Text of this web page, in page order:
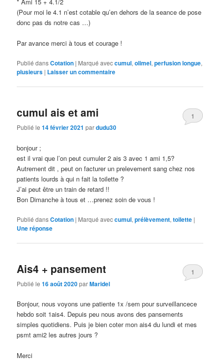
(Pour moi le 4.1 n’est cotable qu’en dehors de la seance de pose
donc pas ds notre cas …)
Par avance merci à tous et courage !
Publié dansCotation | Marqué aveccumul,olimel,perfusion longue,
plusieurs | Laisser un commentaire
cumul ais et ami
Publié le14 février 2021 pardudu30
1
bonjour ;
est il vrai que l’on peut cumuler 2 ais 3 avec 1 ami 1,5?
Autrement dit , peut on facturer un prelevement sang chez nos
patients lourds à qui n fait la toilette ?
J’ai peut être un train de retard !!
Bon Dimanche à tous et …prenez soin de vous !
Publié dansCotation | Marqué aveccumul,prélèvement,toilette |
Uneréponse
Ais4 + pansement
Publié le16 août 2020parMaridel
1
Bonjour, nous voyons une patiente 1x /sem pour surveillancece
hebdo soit 1ais4. Depuis peu nous avons des pansements
simples quotidiens. Puis je bien coter mon ais4 du lundi et mes
psmt ami2 les autres jours ?
Merci